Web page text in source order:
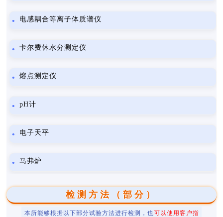
电感耦合等离子体质谱仪
卡尔费休水分测定仪
熔点测定仪
pH计
电子天平
马弗炉
检测方法（部分）
本所能够根据以下部分试验方法进行检测，也可以使用客户指